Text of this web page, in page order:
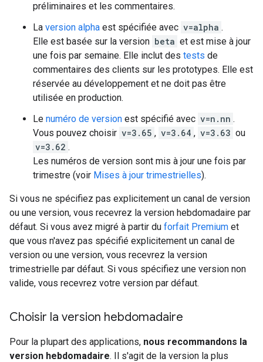
préliminaires et les commentaires.
La version alpha est spécifiée avec v=alpha .
Elle est basée sur la version beta et est mise à jour
une fois par semaine. Elle inclut des tests de
commentaires des clients sur les prototypes. Elle est
réservée au développement et ne doit pas être
utilisée en production.
Le numéro de version est spécifié avec v=n.nn .
Vous pouvez choisir v=3.65 , v=3.64 , v=3.63 ou
v=3.62 .
Les numéros de version sont mis à jour une fois par
trimestre (voir Mises à jour trimestrielles).
Si vous ne spécifiez pas explicitement un canal de version
ou une version, vous recevrez la version hebdomadaire par
défaut. Si vous avez migré à partir du forfait Premium et
que vous n'avez pas spécifié explicitement un canal de
version ou une version, vous recevrez la version
trimestrielle par défaut. Si vous spécifiez une version non
valide, vous recevrez votre version par défaut.
Choisir la version hebdomadaire
Pour la plupart des applications, nous recommandons la
version hebdomadaire. Il s'agit de la version la plus